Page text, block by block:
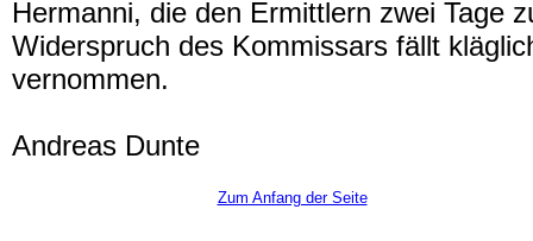
Hermanni, die den Ermittlern zwei Tage
Widerspruch des Kommissars fällt
vernommen.
Andreas Dunte
Zum Anfang der Seite